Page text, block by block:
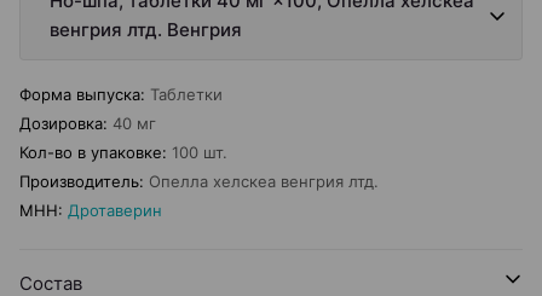
венгрия лтд. Венгрия
Форма выпуска: Таблетки
Дозировка: 40 мг
Кол-во в упаковке: 100 шт.
Производитель: Опелла хелскеа венгрия лтд.
МНН: Дротаверин
Состав